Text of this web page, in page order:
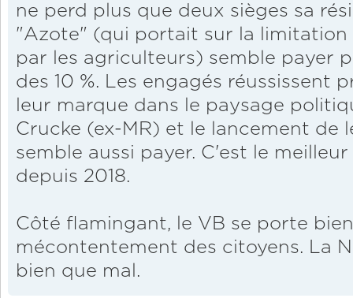
ne perd plus que deux sièges sa
"Azote" (qui portait sur la
par les agriculteurs) semble payer
des 10 %. Les engagés réussissent
leur marque dans le paysage
Crucke (ex-MR) et le lancement de
semble aussi payer. C'est le
depuis 2018.
Côté flamingant, le VB se porte
mécontentement des citoyens. La
bien que mal.